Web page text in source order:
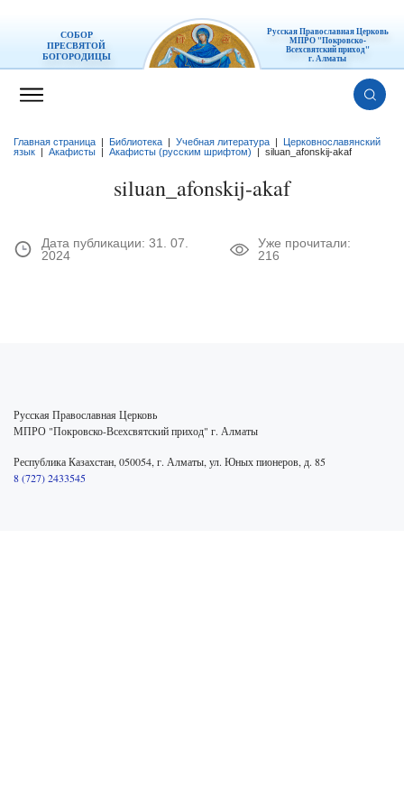
СОБОР
ПРЕСВЯТОЙ
БОГОРОДИЦЫ
Русская Православная Церковь
МПРО "Покровско-
Всехсвятский приход"
г. Алматы
Главная страница Библиотека Учебная литература
Церковнославянский
язык
Акафисты Акафисты (русским шрифтом) siluan_afonskij-akaf
siluan_afonskij-akaf
Дата публикации:31. 07.
2024
Уже прочитали:
216
Русская Православная Церковь
МПРО "Покровско-Всехсвятский приход" г. Алматы
Республика Казахстан, 050054, г. Алматы, ул. Юных пионеров, д. 85
8 (727) 2433545